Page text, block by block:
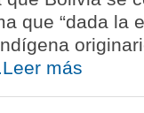
que “dada la
más